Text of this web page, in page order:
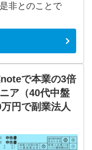
非とのことで
で本業の3倍
ア（40代中盤
円で副業法人